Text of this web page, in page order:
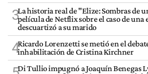
3La historia real de "Elize: Sombras de
película de Netflix sobre el caso de una
descuartizó a su marido
4Ricardo Lorenzetti se metió en el
inhabilitación de Cristina Kirchner
Di Tullio impugnó a Joaquín Benegas